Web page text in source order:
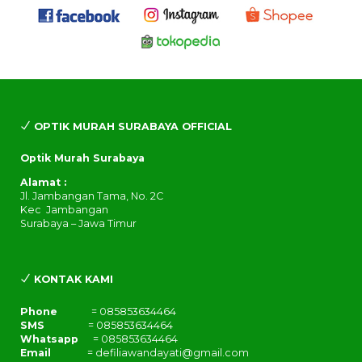
OPTIK MURAH SURABAYA OFFICIAL
Optik Murah Surabaya
Alamat :
Jl. Jambangan Tama, No. 2C
Kec Jambangan
Surabaya – Jawa Timur
KONTAK KAMI
Phone = 085853634464
SMS = 085853634464
Whatsapp = 085853634464
Email = defiliawandayati@gmail.com